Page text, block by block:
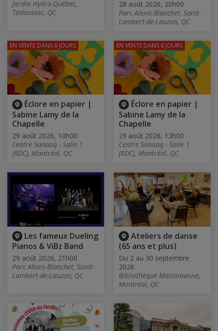
Jardin Hydro-Québec,
Tadoussac, QC
28 août 2026, 20h00
Parc Alexis-Blanchet, Saint-
Lambert-de-Lauzon, QC
Éclore en papier |
Sabine Lamy de la
Chapelle
29 août 2026, 10h00
Centre Sanaaq - Salle 1
(RDC), Montréal, QC
EN VENTE DANS 6 JOURS
Éclore en papier |
Sabine Lamy de la
Chapelle
29 août 2026, 13h00
Centre Sanaaq - Salle 1
(RDC), Montréal, QC
EN VENTE DANS 6 JOURS
Les fameux Dueling
Pianos & ViBz Band
29 août 2026, 21h00
Parc Alexis-Blanchet, Saint-
Lambert-de-Lauzon, QC
Ateliers de danse
(65 ans et plus)
Du 2 au 30 septembre
2026
Bibliothèque Maisonneuve,
Montréal, QC